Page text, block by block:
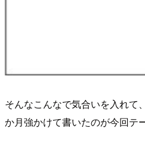
そんなこんなで気合いを入れて
か月強かけて書いたのが今回テ